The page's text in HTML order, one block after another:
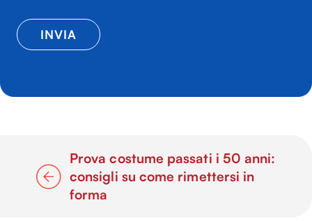
Prova costume passati i 50 anni:
consigli su come rimettersi in
forma